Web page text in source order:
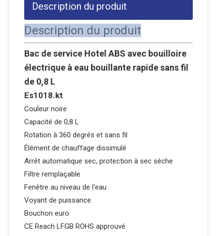
Description du produit
Description du produit
Bac de service Hotel ABS avec bouilloire
électrique à eau bouillante rapide sans fil
de 0,8 L
Es1018.kt
Couleur noire
Capacité de 0,8 L
Rotation à 360 degrés et sans fil
Élément de chauffage dissimulé
Arrêt automatique sec, protection à sec sèche
Filtre remplaçable
Fenêtre au niveau de l'eau
Voyant de puissance
Bouchon euro
CE Reach LFGB ROHS approuvé